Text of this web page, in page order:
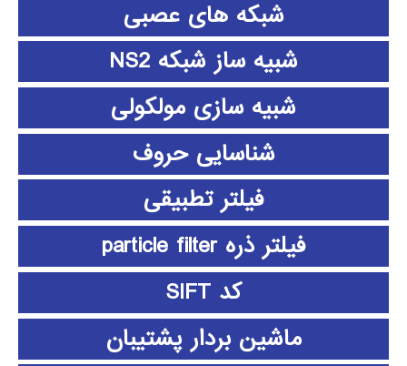
شبکه های عصبی
شبیه ساز شبکه NS2
شبیه سازی مولکولی
شناسایی حروف
فیلتر تطبیقی
فیلتر ذره particle filter
کد SIFT
ماشین بردار پشتیبان